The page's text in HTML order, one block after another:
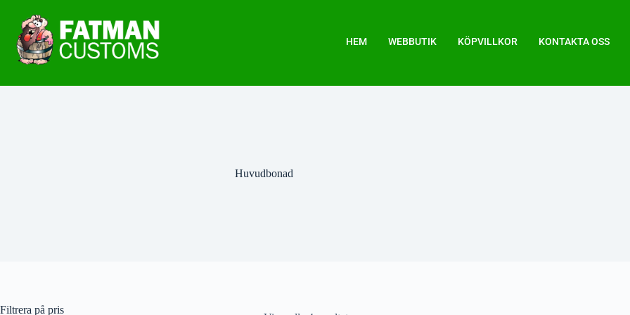
HEM WEBBUTIK KÖPVILLKOR KONTAKTA OSS
Huvudbonad
Filtrera på pris